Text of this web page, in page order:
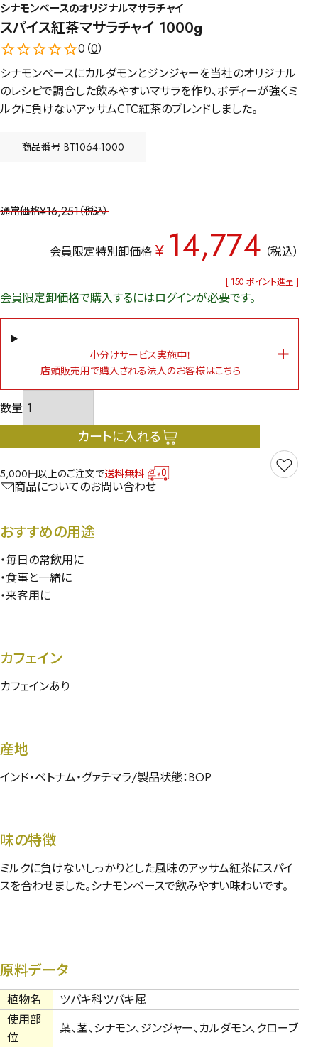
シナモンベースのオリジナルマサラチャイ
スパイス紅茶マサラチャイ 1000g
0（0）
シナモンベースにカルダモンとジンジャーを当社のオリジナル
のレシピで調合した飲みやすいマサラを作り、ボディーが強くミ
ルクに負けないアッサムCTC紅茶のブレンドしました。
商品番号 BT1064-1000
通常価格¥16,251 税込
会員限定特別卸価格 ¥ 14,774 税込
[ 150 ポイント進呈 ]
会員限定卸価格で購入するにはログインが必要です。
小分けサービス実施中！
店頭販売用で購入される法人のお客様はこちら
カートに入れる
5,000円以上のご注文で送料無料
商品についてのお問い合わせ
おすすめの用途
・毎日の常飲用に
・食事と一緒に
・来客用に
カフェイン
カフェインあり
産地
インド・ベトナム・グァテマラ/製品状態：BOP
味の特徴
ミルクに負けないしっかりとした風味のアッサム紅茶にスパイ
スを合わせました。シナモンベースで飲みやすい味わいです。
原料データ
植物名
ツバキ科ツバキ属
使用部
位
葉、茎、シナモン、ジンジャー、カルダモン、クローブ